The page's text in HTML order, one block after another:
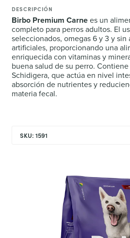
DESCRIPCIÓN
Birbo Premium Carnees un
completo para perros adultos. El
seleccionados, omegas 6 y 3 y sin
artificiales, proporcionando una
enriquecida con vitaminas y
buena salud de su perro.
Schidigera, que actúa en nivel
absorción de nutrientes y
materia fecal.
SKU: 1591